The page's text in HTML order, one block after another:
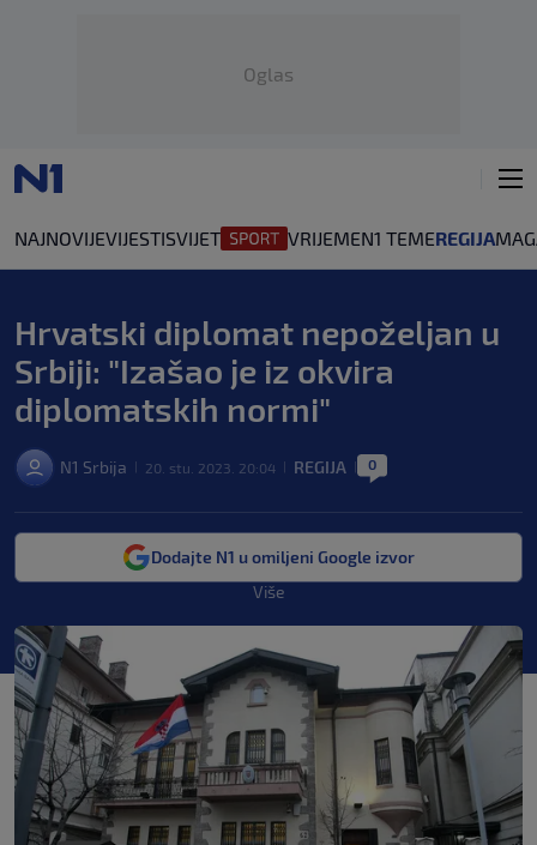
Oglas
NAJNOVIJEVIJESTISVIJET VRIJEMEN1 TEMEREGIJA
Hrvatski diplomat nepoželjan u
Srbiji: "Izašao je iz okvira
diplomatskih normi"
N1 Srbija 20. stu. 2023. 20:04 REGIJA 0
Dodajte N1 u omiljeni Google izvor
Više